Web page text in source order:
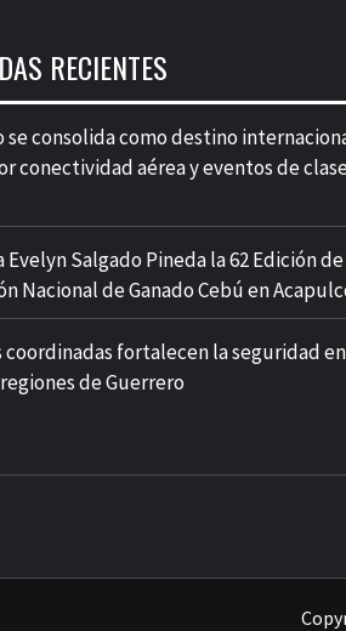
RECIENTES
se consolida como destino
conectividad aérea y eventos de
Evelyn Salgado Pineda la 62 Edición
Nacional de Ganado Cebú en
coordinadas fortalecen la seguridad en
de Guerrero